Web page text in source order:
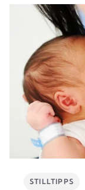
STILLTIPPS